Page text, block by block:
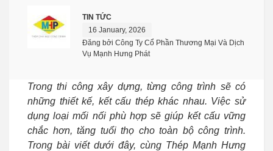
TIN TỨC
16 January, 2026
Đăng bởi Công Ty Cổ Phần Thương Mại Và Dịch
Vụ Mạnh Hưng Phát
Trong thi công xây dựng, từng công trình sẽ có
những thiết kế, kết cấu thép khác nhau. Việc sử
dụng loại mối nối phù hợp sẽ giúp kết cấu vững
chắc hơn, tăng tuổi thọ cho toàn bộ công trình.
Trong bài viết dưới đây, cùng Thép Mạnh Hưng